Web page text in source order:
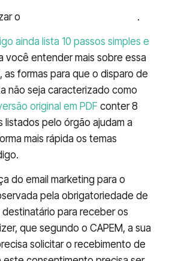
o .
ainda lista 10 passos simples e
você entender mais sobre essa
as formas para que o disparo de
não seja caracterizado como
original em PDF conter 8
listados pelo órgão ajudam a
mais rápida os temas
do email marketing para o
pela obrigatoriedade de
para receber os
que segundo o CAPEM, a sua
solicitar o recebimento de